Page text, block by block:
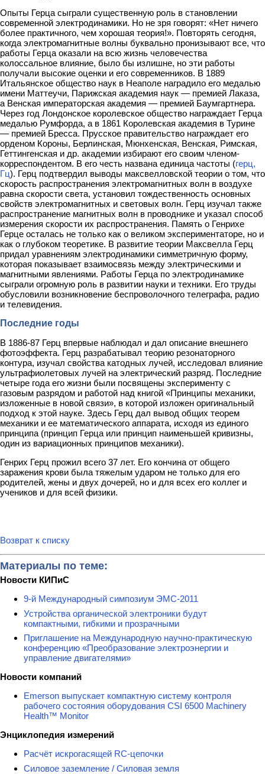
Опыты Герца сыграли существенную роль в становлении
современной электродинамики. Но не зря говорят: «Нет ничего
более практичного, чем хорошая теория!». Повторять сегодня,
когда электромагнитные волны буквально пронизывают все, что
работы Герца оказали на всю жизнь человечества
колоссальное влияние, было бы излишне, но эти работы
получали высокие оценки и его современников. В 1889
Итальянское общество наук в Неаполе наградило его медалью
имени Маттеучи, Парижская академия наук — премией Лаказа,
а Венская императорская академия — премией Баумгартнера.
Через год Лондонское королевское общество награждает Герца
медалью Румфорда, а в 1861 Королевская академия в Турине
— премией Бресса. Прусское правительство награждает его
орденом Короны, Берлинская, Мюнхенская, Венская, Римская,
Геттингенская и др. академии избирают его своим членом-
корреспондентом. В его честь названа единица частоты (герц,
Гц). Герц подтвердил выводы максвелловской теории о том, что
скорость распространения электромагнитных волн в воздухе
равна скорости света, установил тождественность основных
свойств электромагнитных и световых волн. Герц изучал также
распространение магнитных волн в проводнике и указал способ
измерения скорости их распространения. Память о Генрихе
Герце осталась не только как о великом экспериментаторе, но и
как о глубоком теоретике. В развитие теории Максвелла Герц
придал уравнениям электродинамики симметричную форму,
которая показывает взаимосвязь между электрическими и
магнитными явлениями. Работы Герца по электродинамике
сыграли огромную роль в развитии науки и техники. Его труды
обусловили возникновение беспроволочного телеграфа, радио
и телевидения.
Последние годы
В 1886-87 Герц впервые наблюдал и дал описание внешнего
фотоэффекта. Герц разрабатывал теорию резонаторного
контура, изучал свойства катодных лучей, исследовал влияние
ультрафиолетовых лучей на электрический разряд. Последние
четыре года его жизни были посвящены эксперименту с
газовым разрядом и работой над книгой «Принципы механики,
изложенные в новой связи», в которой изложен оригинальный
подход к этой науке. Здесь Герц дал вывод общих теорем
механики и ее математического аппарата, исходя из единого
принципа (принцип Герца или принцип наименьшей кривизны,
один из вариационных принципов механики).
Генрих Герц прожил всего 37 лет. Его кончина от общего
заражения крови была тяжелым ударом не только для его
родителей, жены и двух дочерей, но и для всех его коллег и
учеников и для всей физики.
Возврат к списку
Материалы по теме:
Новости КИПиС
9-й Международный симпозиум ЭМС-2011
Устройства органической электроники будут
компактными, гибкими и прозрачными
Приглашение на Международную научно-практическую
конференцию «Преобразование электроэнергии и
управление двигателями»
Новости компаний
Emerson выпускает компактную систему контроля
рабочего состояния оборудования CSI 6500 Machinery
Health™ Monitor
Энциклопедия измерений
Расчёт искрогасящей RC-цепочки
Силовое заземление / Силовая земля